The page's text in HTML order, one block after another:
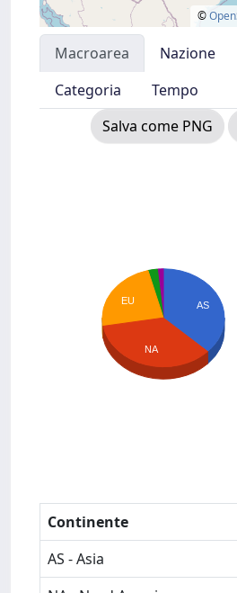
©
Macroarea Nazione
Categoria
Tempo
Salva come PNG
AS
EU
NA
Continente
AS - Asia